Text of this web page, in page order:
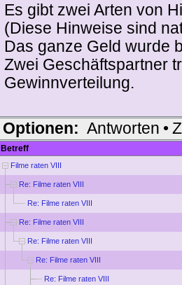
Es gibt zwei Arten von
(Diese Hinweise sind
Das ganze Geld wurde
Zwei Geschäftspartner
Gewinnverteilung.
Optionen: Antworten •
Betreff
Filme raten VIII
Re: Filme raten VIII
Re: Filme raten VIII
Re: Filme raten VIII
Re: Filme raten VIII
Re: Filme raten VIII
Re: Filme raten VIII